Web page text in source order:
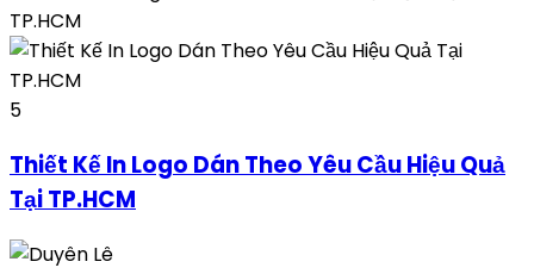
5
Thiết Kế In Logo Dán Theo Yêu Cầu Hiệu Quả
Tại TP.HCM